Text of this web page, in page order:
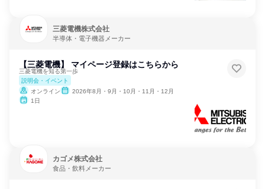
三菱電機株式会社
半導体・電子機器メーカー
【三菱電機】 マイページ登録はこちらから
三菱電機を知る第一歩
説明会・イベント
オンライン
2026年8月・9月・10月・11月・12月
1日
カゴメ株式会社
食品・飲料メーカー